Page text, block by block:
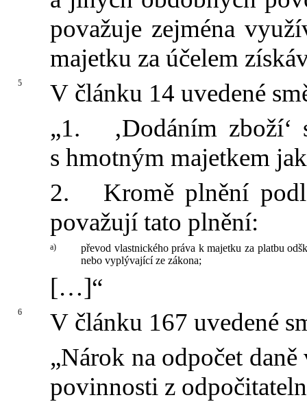
považuje zejména
majetku za účelem
5
V článku 14 uvedené
„1. ‚Dodáním zboží‘
s hmotným majetkem
2. Kromě plnění
považují tato plnění:
a)
převod vlastnického práva k majetku za platbu
nebo vyplývající ze zákona;
[…]“
6
V článku 167 uvedené
„Nárok na odpočet
povinnosti z